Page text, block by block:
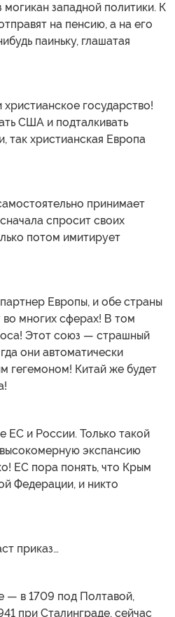
западной политики. К
на пенсию, а на его
паиньку, глашатая
государство!
США и подталкивать
так христианская Европа
принимает
спросит своих
потом имитирует
Европы, и обе страны
во многих сферах! В том
Этот союз — страшный
они автоматически
гегемоном! Китай же будет
ЕС и России. Только такой
экспансию
ЕС пора понять, что Крым
Федерации, и никто
приказ…
— в 1709 под Полтавой,
при Сталинграде, сейчас